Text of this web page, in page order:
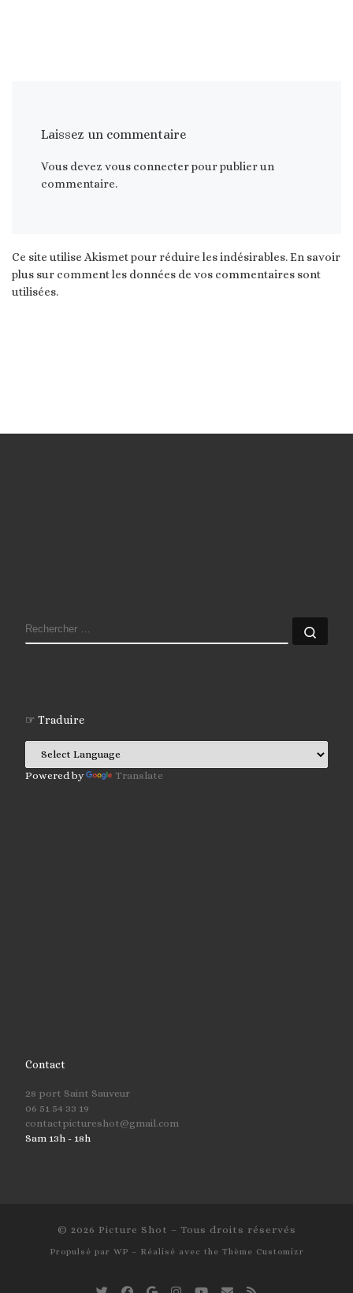
Laissez un commentaire
Vous devez vous connecterpour publier un
commentaire.
Ce site utilise Akismet pour réduire les indésirables.En savoir
plus sur comment les données de vos commentaires sont
utilisées.
RECHERCHER
☞ Traduire
Powered by Translate
Contact
28 port Saint Sauveur
06 51 54 33 19
contactpictureshot@gmail.com
Sam 13h - 18h
© 2026 Picture Shot – Tous droits réservés
Propulsé par WP – Réalisé avec the Thème Customizr